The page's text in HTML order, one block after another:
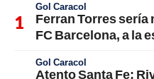
Gol Caracol
Ferran Torres sería
FC Barcelona, a la
Gol Caracol
Atento Santa Fe;